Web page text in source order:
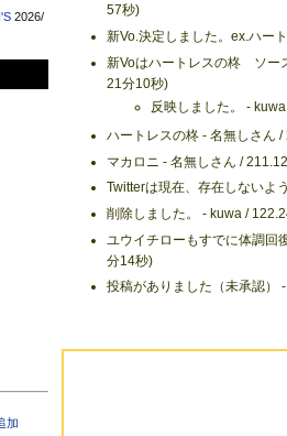
57秒)
新Vo.決定しました。ex.ハー
新Voはハートレスの柊 ソー
21分10秒)
反映しました。 - kuwa
ハートレスの柊 - 名無しさん
マカロニ - 名無しさん /
Twitterは現在、存在しないよ
削除しました。 - kuwa /
ユウイチローもすでに体調回
分14秒)
投稿がありました（未承認）
2026/
加